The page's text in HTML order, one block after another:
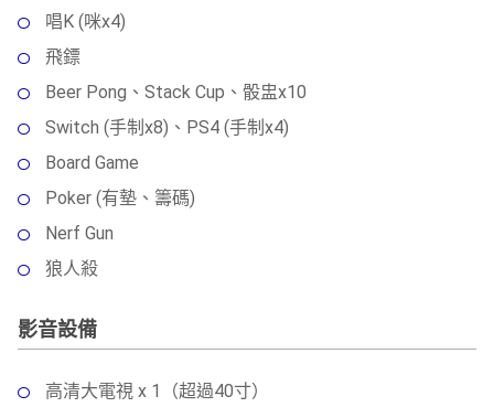
唱K (咪x4)
飛鏢
Beer Pong、Stack Cup、骰盅x10
Switch (手制x8)、PS4 (手制x4)
Board Game
Poker (有墊、籌碼)
Nerf Gun
狼人殺
影音設備
高清大電視 x 1（超過40寸）